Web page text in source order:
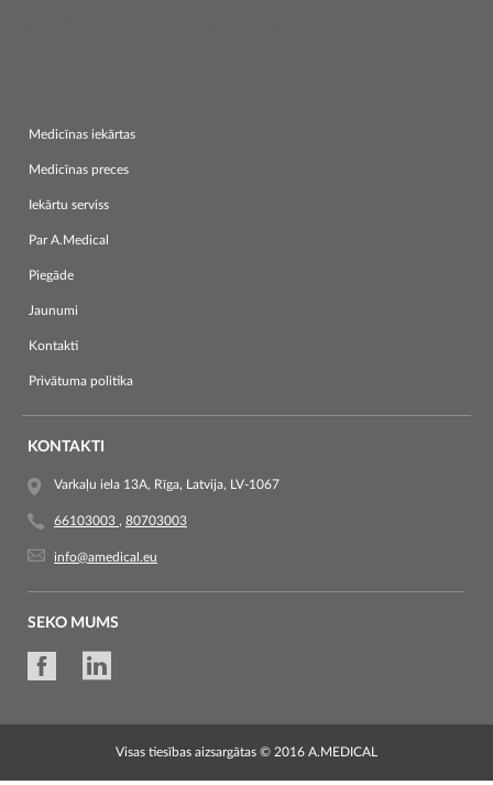
Medicīnas iekārtas
Medicīnas preces
Iekārtu serviss
Par A.Medical
Piegāde
Jaunumi
Kontakti
Privātuma politika
KONTAKTI
Varkaļu iela 13A, Rīga, Latvija, LV-1067
66103003 , 80703003
info@amedical.eu
SEKO MUMS
Visas tiesības aizsargātas © 2016 A.MEDICAL